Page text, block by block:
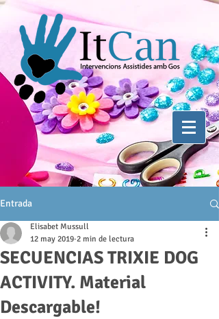
Entrada
SECUENCIAS TRIXIE DOG
ACTIVITY. Material
Descargable!
Elisabet Mussull
12 may 2019 2 min de lectura